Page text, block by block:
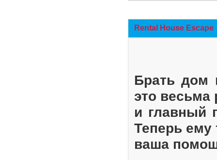
Rental House Escape
Брать дом
это весьма
и главный
Теперь ему
ваша